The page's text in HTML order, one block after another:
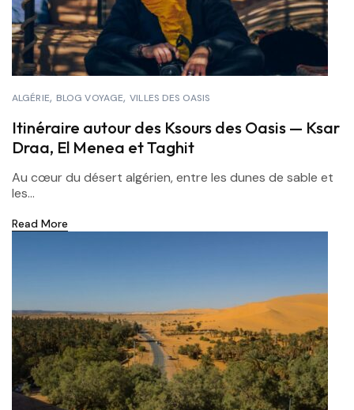
ALGÉRIE BLOG VOYAGE VILLES DES OASIS
Itinéraire autour des Ksours des Oasis — Ksar
Draa, El Menea et Taghit
Au cœur du désert algérien, entre les dunes de sable et
les...
Read More